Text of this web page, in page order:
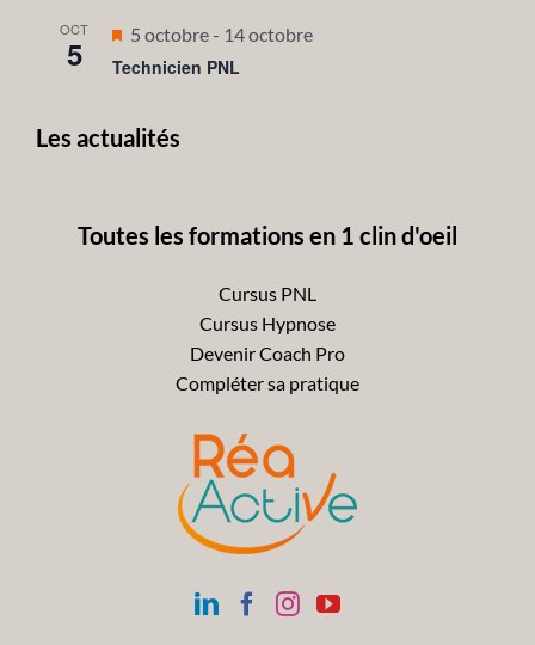
OCT
5
Mis
en
5 octobre- 14 octobre
Technicien PNL
Les actualités
Toutes les formations en 1 clin d'oeil
Cursus PNL
Cursus Hypnose
Devenir Coach Pro
Compléter sa pratique